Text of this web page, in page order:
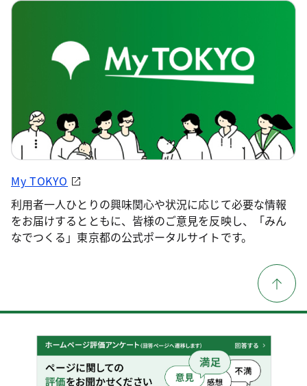
My TOKYO
利用者一人ひとりの興味関心や状況に応じて必要な情報
をお届けするとともに、皆様のご意見を反映し、「みん
なでつくる」東京都の公式ポータルサイトです。